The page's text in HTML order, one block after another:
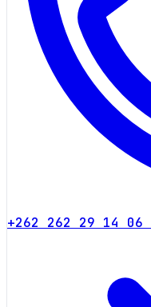
+262 262 29 14 06